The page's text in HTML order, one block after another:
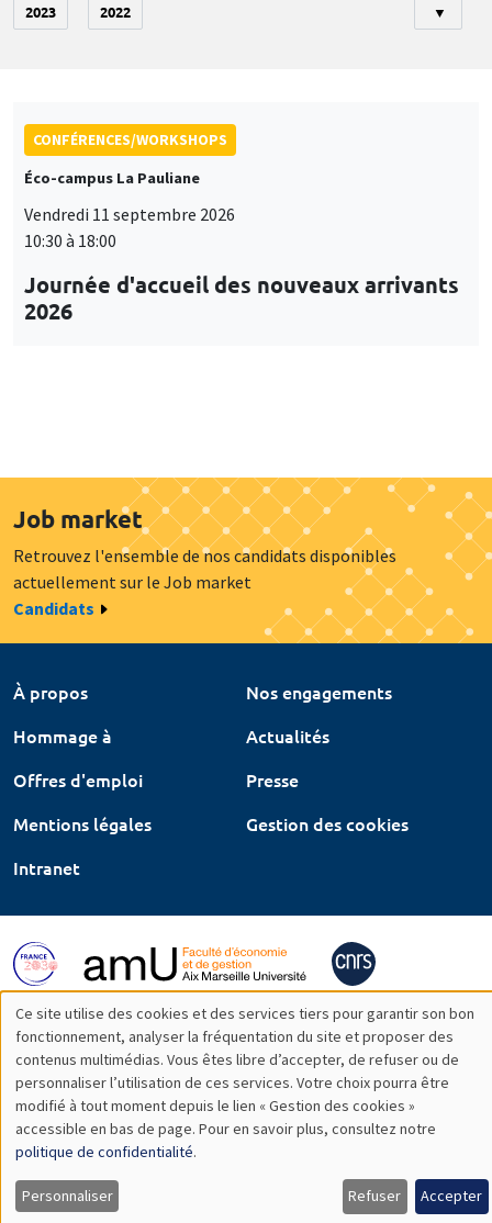
2023 2022 ▼
CONFÉRENCES/WORKSHOPS
Éco-campus La Pauliane
Vendredi 11 septembre 2026
10:30 à 18:00
Journée d'accueil des nouveaux arrivants
2026
Job market
Retrouvez l'ensemble de nos candidats disponibles
actuellement sur le Job market
Candidats
À propos
Nos engagements
Hommage à
Actualités
Offres d'emploi
Presse
Mentions légales
Gestion des cookies
Intranet
Utilisation
des
données
personnelles
et
Ce site utilise des cookies et des services tiers pour garantir son bon
fonctionnement, analyser la fréquentation du site et proposer des
contenus multimédias. Vous êtes libre d’accepter, de refuser ou de
personnaliser l’utilisation de ces services. Votre choix pourra être
modifié à tout moment depuis le lien « Gestion des cookies »
accessible en bas de page. Pour en savoir plus, consultez notre
politique de confidentialité.
Personnaliser Refuser Accepter